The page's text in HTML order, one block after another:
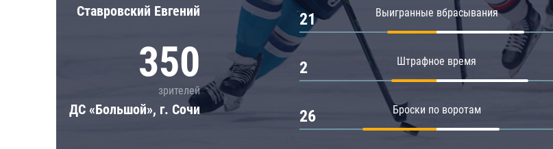
Ставровский Евгений
350
зрителей
ДС «Большой», г. Сочи
Выигранные вбрасывания
21
Штрафное время
2
Броски по воротам
26